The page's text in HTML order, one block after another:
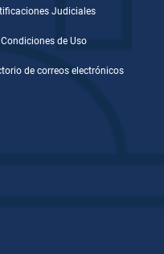
Judiciales
de Uso
de correos electrónicos